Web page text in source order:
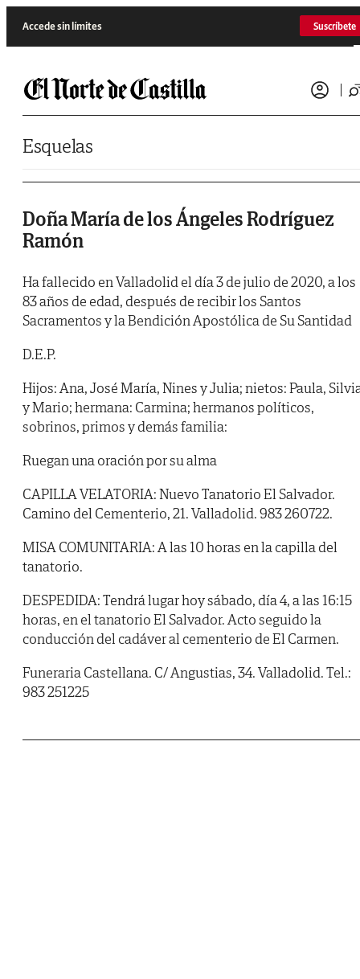
Accede sin límites Suscríbete
Esquelas
Doña María de los Ángeles Rodríguez
Ramón
Ha fallecido en Valladolid el día 3 de julio de 2020, a los
83 años de edad, después de recibir los Santos
Sacramentos y la Bendición Apostólica de Su Santidad
D.E.P.
Hijos: Ana, José María, Nines y Julia; nietos: Paula,
y Mario; hermana: Carmina; hermanos políticos,
sobrinos, primos y demás familia:
Ruegan una oración por su alma
CAPILLA VELATORIA: Nuevo Tanatorio El Salvador.
Camino del Cementerio, 21. Valladolid. 983 260722.
MISA COMUNITARIA: A las 10 horas en la capilla del
tanatorio.
DESPEDIDA: Tendrá lugar hoy sábado, día 4, a las 16:15
horas, en el tanatorio El Salvador. Acto seguido la
conducción del cadáver al cementerio de El Carmen.
Funeraria Castellana. C/ Angustias, 34. Valladolid. Tel.:
983 251225